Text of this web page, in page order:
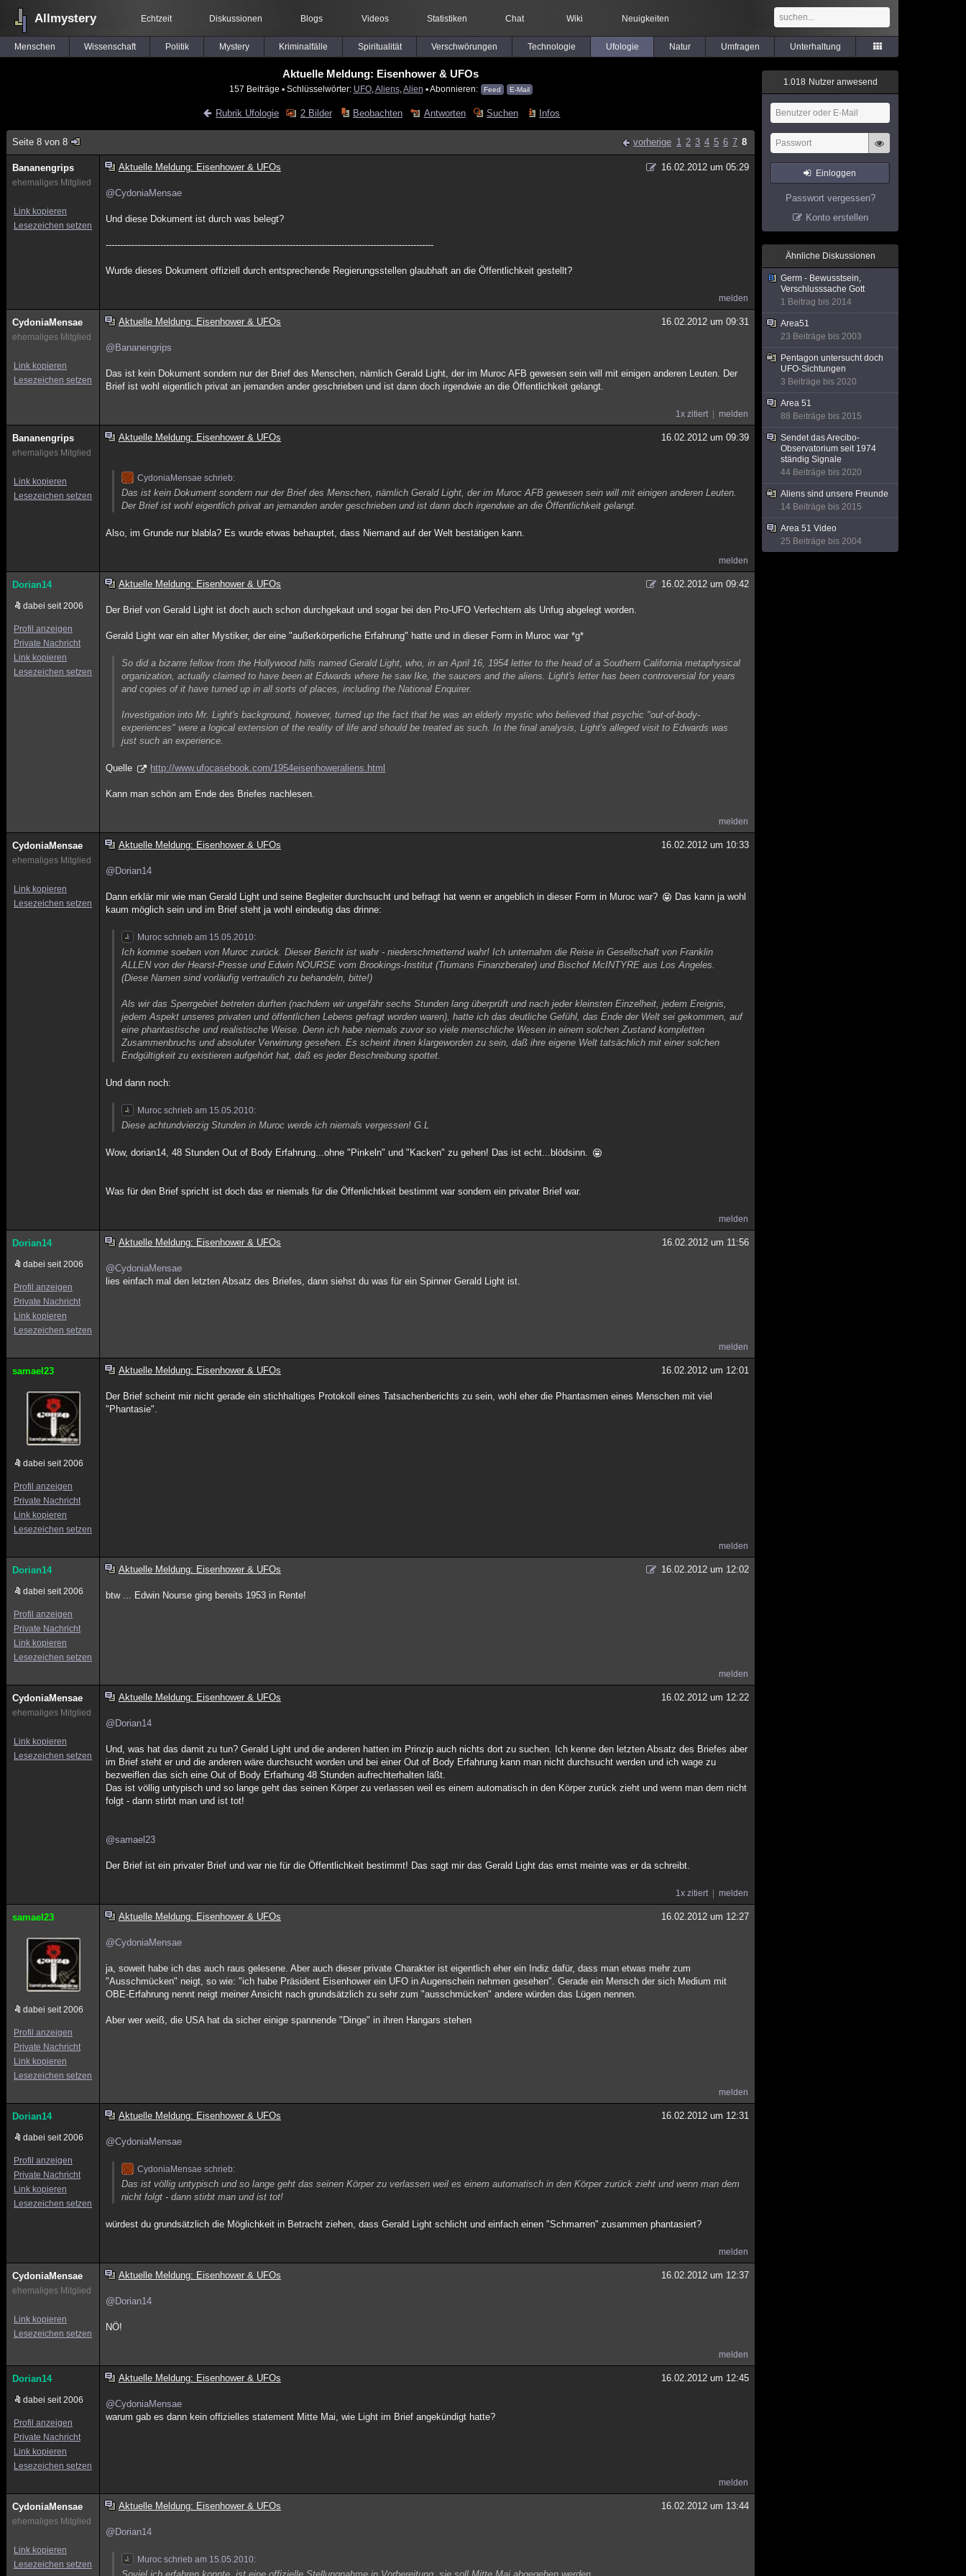
Allmystery Echtzeit Diskussionen Blogs Videos Statistiken Chat Wiki Neuigkeiten
Menschen Wissenschaft Politik Mystery Kriminalfälle Spiritualität Verschwörungen Technologie Ufologie Natur Umfragen Unterhaltung
Aktuelle Meldung: Eisenhower & UFOs
157 Beiträge ▪ Schlüsselwörter: UFO, Aliens, Alien ▪ Abonnieren: Feed E-Mail
Rubrik Ufologie 2 Bilder Beobachten Antworten Suchen Infos
Seite 8 von 8 vorherige 1 2 3 4 5 6 7 8
Bananengrips
ehemaliges Mitglied
Link kopieren
Lesezeichen setzen
Aktuelle Meldung: Eisenhower & UFOs 16.02.2012 um 05:29
@CydoniaMensae
Und diese Dokument ist durch was belegt?
------------------------------------------------------------------------------------------------------------------
Wurde dieses Dokument offiziell durch entsprechende Regierungsstellen glaubhaft an die Öffentlichkeit gestellt?
melden
CydoniaMensae
ehemaliges Mitglied
Link kopieren
Lesezeichen setzen
Aktuelle Meldung: Eisenhower & UFOs 16.02.2012 um 09:31
@Bananengrips
Das ist kein Dokument sondern nur der Brief des Menschen, nämlich Gerald Light, der im Muroc AFB gewesen sein will mit einigen anderen Leuten. Der
Brief ist wohl eigentlich privat an jemanden ander geschrieben und ist dann doch irgendwie an die Öffentlichkeit gelangt.
1x zitiert melden
Bananengrips
ehemaliges Mitglied
Link kopieren
Lesezeichen setzen
Aktuelle Meldung: Eisenhower & UFOs 16.02.2012 um 09:39
CydoniaMensae schrieb:
Das ist kein Dokument sondern nur der Brief des Menschen, nämlich Gerald Light, der im Muroc AFB gewesen sein will mit einigen anderen Leuten.
Der Brief ist wohl eigentlich privat an jemanden ander geschrieben und ist dann doch irgendwie an die Öffentlichkeit gelangt.
Also, im Grunde nur blabla? Es wurde etwas behauptet, dass Niemand auf der Welt bestätigen kann.
melden
Dorian14
dabei seit 2006
Profil anzeigen
Private Nachricht
Link kopieren
Lesezeichen setzen
Aktuelle Meldung: Eisenhower & UFOs 16.02.2012 um 09:42
Der Brief von Gerald Light ist doch auch schon durchgekaut und sogar bei den Pro-UFO Verfechtern als Unfug abgelegt worden.
Gerald Light war ein alter Mystiker, der eine "außerkörperliche Erfahrung" hatte und in dieser Form in Muroc war *g*
So did a bizarre fellow from the Hollywood hills named Gerald Light, who, in an April 16, 1954 letter to the head of a Southern California metaphysical
organization, actually claimed to have been at Edwards where he saw Ike, the saucers and the aliens. Light's letter has been controversial for years
and copies of it have turned up in all sorts of places, including the National Enquirer.
Investigation into Mr. Light's background, however, turned up the fact that he was an elderly mystic who believed that psychic "out-of-body-
experiences" were a logical extension of the reality of life and should be treated as such. In the final analysis, Light's alleged visit to Edwards was
just such an experience.
Quelle http://www.ufocasebook.com/1954eisenhoweraliens.html
Kann man schön am Ende des Briefes nachlesen.
melden
CydoniaMensae
ehemaliges Mitglied
Link kopieren
Lesezeichen setzen
Aktuelle Meldung: Eisenhower & UFOs 16.02.2012 um 10:33
@Dorian14
Dann erklär mir wie man Gerald Light und seine Begleiter durchsucht und befragt hat wenn er angeblich in dieser Form in Muroc war?
Das kann ja wohl
kaum möglich sein und im Brief steht ja wohl eindeutig das drinne:
Muroc schrieb am 15.05.2010:
Ich komme soeben von Muroc zurück. Dieser Bericht ist wahr - niederschmetternd wahr! Ich unternahm die Reise in Gesellschaft von Franklin
ALLEN von der Hearst-Presse und Edwin NOURSE vom Brookings-Institut (Trumans Finanzberater) und Bischof McINTYRE aus Los Angeles.
(Diese Namen sind vorläufig vertraulich zu behandeln, bitte!)
Als wir das Sperrgebiet betreten durften (nachdem wir ungefähr sechs Stunden lang überprüft und nach jeder kleinsten Einzelheit, jedem Ereignis,
jedem Aspekt unseres privaten und öffentlichen Lebens gefragt worden waren), hatte ich das deutliche Gefühl, das Ende der Welt sei gekommen, auf
eine phantastische und realistische Weise. Denn ich habe niemals zuvor so viele menschliche Wesen in einem solchen Zustand kompletten
Zusammenbruchs und absoluter Verwirrung gesehen. Es scheint ihnen klargeworden zu sein, daß ihre eigene Welt tatsächlich mit einer solchen
Endgültigkeit zu existieren aufgehört hat, daß es jeder Beschreibung spottet.
Und dann noch:
Muroc schrieb am 15.05.2010:
Diese achtundvierzig Stunden in Muroc werde ich niemals vergessen! G.L
Wow, dorian14, 48 Stunden Out of Body Erfahrung...ohne "Pinkeln" und "Kacken" zu gehen! Das ist echt...blödsinn.
Was für den Brief spricht ist doch das er niemals für die Öffenlichtkeit bestimmt war sondern ein privater Brief war.
melden
Dorian14
dabei seit 2006
Profil anzeigen
Private Nachricht
Link kopieren
Lesezeichen setzen
Aktuelle Meldung: Eisenhower & UFOs 16.02.2012 um 11:56
@CydoniaMensae
lies einfach mal den letzten Absatz des Briefes, dann siehst du was für ein Spinner Gerald Light ist.
melden
samael23
dabei seit 2006
Profil anzeigen
Private Nachricht
Link kopieren
Lesezeichen setzen
Aktuelle Meldung: Eisenhower & UFOs 16.02.2012 um 12:01
Der Brief scheint mir nicht gerade ein stichhaltiges Protokoll eines Tatsachenberichts zu sein, wohl eher die Phantasmen eines Menschen mit viel
"Phantasie".
melden
Dorian14
dabei seit 2006
Profil anzeigen
Private Nachricht
Link kopieren
Lesezeichen setzen
Aktuelle Meldung: Eisenhower & UFOs 16.02.2012 um 12:02
btw ... Edwin Nourse ging bereits 1953 in Rente!
melden
CydoniaMensae
ehemaliges Mitglied
Link kopieren
Lesezeichen setzen
Aktuelle Meldung: Eisenhower & UFOs 16.02.2012 um 12:22
@Dorian14
Und, was hat das damit zu tun? Gerald Light und die anderen hatten im Prinzip auch nichts dort zu suchen. Ich kenne den letzten Absatz des Briefes aber
im Brief steht er und die anderen wäre durchsucht worden und bei einer Out of Body Erfahrung kann man nicht durchsucht werden und ich wage zu
bezweiflen das sich eine Out of Body Erfarhung 48 Stunden aufrechterhalten läßt.
Das ist völlig untypisch und so lange geht das seinen Körper zu verlassen weil es einem automatisch in den Körper zurück zieht und wenn man dem nicht
folgt - dann stirbt man und ist tot!
@samael23
Der Brief ist ein privater Brief und war nie für die Öffentlichkeit bestimmt! Das sagt mir das Gerald Light das ernst meinte was er da schreibt.
1x zitiert melden
samael23
dabei seit 2006
Profil anzeigen
Private Nachricht
Link kopieren
Lesezeichen setzen
Aktuelle Meldung: Eisenhower & UFOs 16.02.2012 um 12:27
@CydoniaMensae
ja, soweit habe ich das auch raus gelesene. Aber auch dieser private Charakter ist eigentlich eher ein Indiz dafür, dass man etwas mehr zum
"Ausschmücken" neigt, so wie: "ich habe Präsident Eisenhower ein UFO in Augenschein nehmen gesehen". Gerade ein Mensch der sich Medium mit
OBE-Erfahrung nennt neigt meiner Ansicht nach grundsätzlich zu sehr zum "ausschmücken" andere würden das Lügen nennen.
Aber wer weiß, die USA hat da sicher einige spannende "Dinge" in ihren Hangars stehen
melden
Dorian14
dabei seit 2006
Profil anzeigen
Private Nachricht
Link kopieren
Lesezeichen setzen
Aktuelle Meldung: Eisenhower & UFOs 16.02.2012 um 12:31
@CydoniaMensae
CydoniaMensae schrieb:
Das ist völlig untypisch und so lange geht das seinen Körper zu verlassen weil es einem automatisch in den Körper zurück zieht und wenn man dem
nicht folgt - dann stirbt man und ist tot!
würdest du grundsätzlich die Möglichkeit in Betracht ziehen, dass Gerald Light schlicht und einfach einen "Schmarren" zusammen phantasiert?
melden
CydoniaMensae
ehemaliges Mitglied
Link kopieren
Lesezeichen setzen
Aktuelle Meldung: Eisenhower & UFOs 16.02.2012 um 12:37
@Dorian14
NÖ!
melden
Dorian14
dabei seit 2006
Profil anzeigen
Private Nachricht
Link kopieren
Lesezeichen setzen
Aktuelle Meldung: Eisenhower & UFOs 16.02.2012 um 12:45
@CydoniaMensae
warum gab es dann kein offizielles statement Mitte Mai, wie Light im Brief angekündigt hatte?
melden
CydoniaMensae
ehemaliges Mitglied
Link kopieren
Lesezeichen setzen
Aktuelle Meldung: Eisenhower & UFOs 16.02.2012 um 13:44
@Dorian14
Muroc schrieb am 15.05.2010:
1.018 Nutzer anwesend
Einloggen
Passwort vergessen?
Konto erstellen
Ähnliche Diskussionen
Germ - Bewusstsein,
Verschlusssache Gott
1 Beitrag bis 2014
Area51
23 Beiträge bis 2003
Pentagon untersucht doch
UFO-Sichtungen
3 Beiträge bis 2020
Area 51
88 Beiträge bis 2015
Sendet das Arecibo-
Observatorium seit 1974
ständig Signale
44 Beiträge bis 2020
Aliens sind unsere Freunde
14 Beiträge bis 2015
Area 51 Video
25 Beiträge bis 2004